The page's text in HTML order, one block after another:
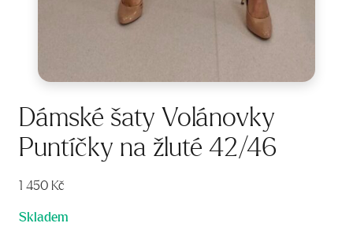
Dámské šaty Volánovky
Puntíčky na žluté 42/46
1 450 Kč
Skladem